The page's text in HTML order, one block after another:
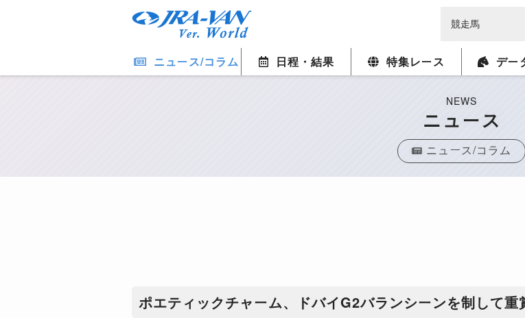
ニュース/コラム 日程・結果 特集レース デー
NEWS
ニュース
ニュース/コラム
ポエティックチャーム、ドバイG2バランシーンを制して重